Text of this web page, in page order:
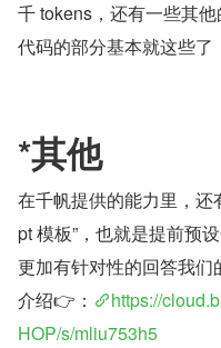
千 tokens，还有一些其他
代码的部分基本就这些了
*其他
在千帆提供的能力里，还
pt 模板”，也就是提前预
更加有针对性的回答我
介绍👉：
https://
HOP/s/mliu753h5